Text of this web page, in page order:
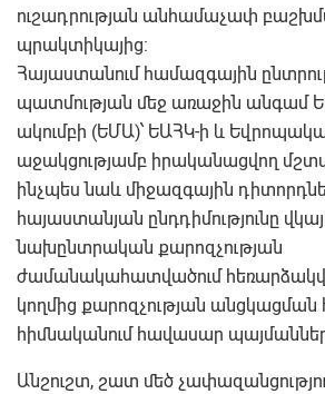
ուշադրության անհամաչափ
պրակտիկայից:
Հայաստանում համազգային
պատմության մեջ առաջին անգամ
ակումբի (ԵՄԱ)՝ ԵԱՀԿ-ի և
աջակցությամբ իրականացվող
ինչպես նաև միջազգային
հայաստանյան ընդդիմությունը
նախընտրական քարոզչության
ժամանակահատվածում
կողմից քարոզչության
հիմնականում հավասար
Անշուշտ, շատ մեծ